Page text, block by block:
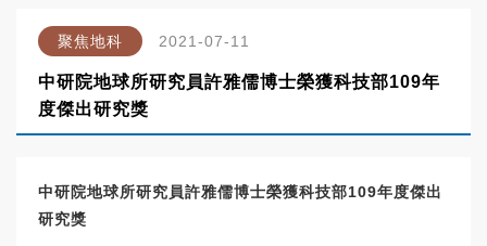
聚焦地科 2021-07-11
中研院地球所研究員許雅儒博士榮獲科技部109年
度傑出研究獎
中研院地球所研究員許雅儒博士榮獲科技部109年度傑出
研究獎